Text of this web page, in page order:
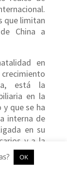
que limitan
China a
en
está la
en la
que se ha
interna de
en su
y a la
chinas
OK